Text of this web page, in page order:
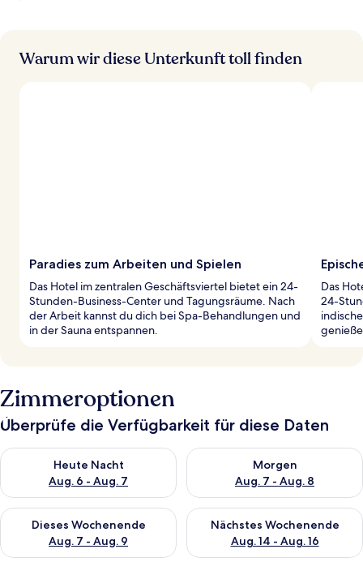
Warum wir diese Unterkunft toll finden
Paradies zum Arbeiten und Spielen
Das Hotel im zentralen Geschäftsviertel bietet ein 24-
Stunden-Business-Center und Tagungsräume. Nach
der Arbeit kannst du dich bei Spa-Behandlungen und
in der Sauna entspannen.
Das
24-
Zimmeroptionen
Überprüfe die Verfügbarkeit für diese Daten
Heute Nacht
Aug. 6 - Aug. 7
Überprüfe die Verfügbarkeit für heute Nacht, Aug. 6 - Aug. 7.
Morgen
Aug. 7 - Aug. 8
Überprüfe die Verfügbarkeit
Dieses Wochenende
Aug. 7 - Aug. 9
Überprüfe die Verfügbarkeit für dieses Wochenende, Aug. 7
Nächstes Wochenende
Aug. 14 - Aug. 16
Überprüfe die Verfügbarkeit